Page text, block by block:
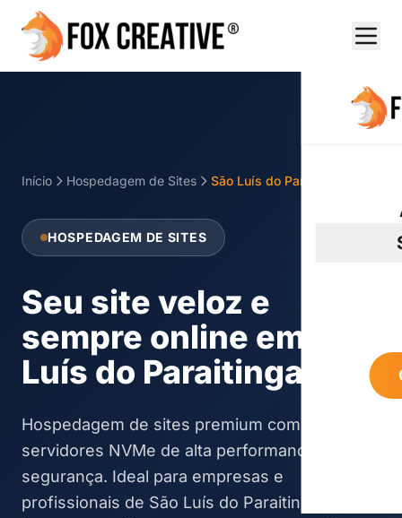
Início Hospedagem de Sites São Luís do Paraitinga
HOSPEDAGEM DE SITES
Seu site veloz e
sempre online em São
Luís do Paraitinga!
Hospedagem de sites premium com
servidores NVMe de alta performance e
segurança. Ideal para empresas e
profissionais de São Luís do Paraitinga que